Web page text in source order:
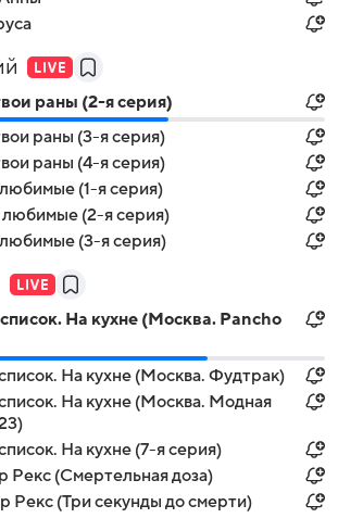
раны (2-я серия)
раны (3-я серия)
раны (4-я серия)
(1-я серия)
(2-я серия)
(3-я серия)
На кухне (Москва. Pancho
На кухне (Москва. Фудтрак)
На кухне (Москва. Модная
На кухне (7-я серия)
Рекс (Смертельная доза)
Рекс (Три секунды до смерти)